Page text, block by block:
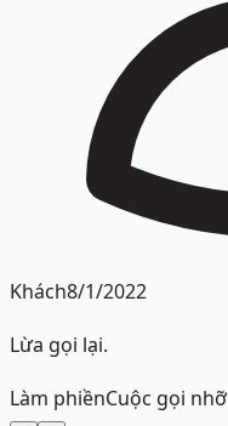
Khách8/1/2022
Lừa gọi lại.
Làm phiềnCuộc gọi nhỡ